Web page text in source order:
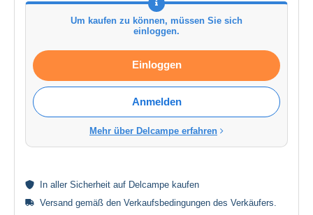
Um kaufen zu können, müssen Sie sich
einloggen.
Einloggen
Anmelden
Mehr über Delcampe erfahren
In aller Sicherheit auf Delcampe kaufen
Versand gemäß den Verkaufsbedingungen des Verkäufers